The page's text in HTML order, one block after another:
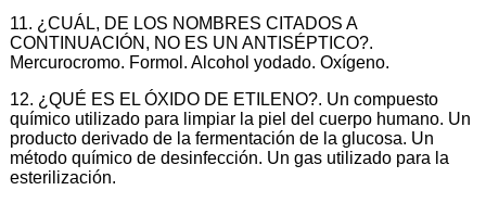
11. ¿CUÁL, DE LOS NOMBRES CITADOS A
CONTINUACIÓN, NO ES UN ANTISÉPTICO?.
Mercurocromo. Formol. Alcohol yodado. Oxígeno.
12. ¿QUÉ ES EL ÓXIDO DE ETILENO?. Un compuesto
químico utilizado para limpiar la piel del cuerpo humano. Un
producto derivado de la fermentación de la glucosa. Un
método químico de desinfección. Un gas utilizado para la
esterilización.